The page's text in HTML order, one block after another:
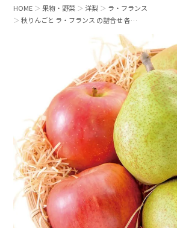
HOME 果物・野菜 洋梨
ラ・フランス
秋りんごと ラ・フランス の詰合せ 各…